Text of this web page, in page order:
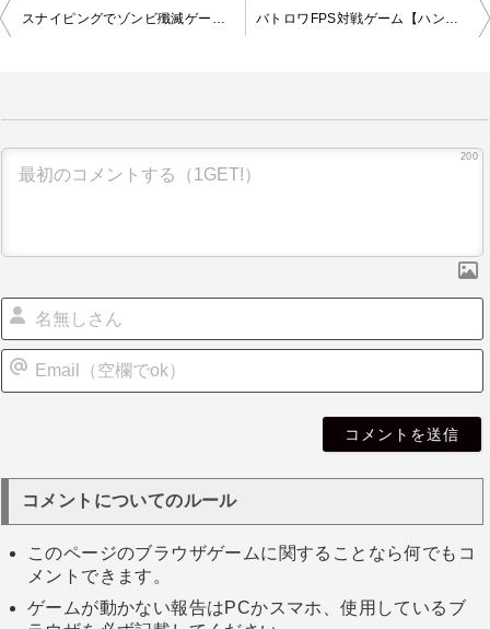
投
稿
シ
スナイピングでゾンビ殲滅ゲーム | ゾンビスナイパーヒーロー バトロワFPS対戦ゲーム【ハントゾーン：ファイアバトルロイヤル】
200
コメントについてのルール
このページのブラウザゲームに関することなら何でもコ
メントできます。
ゲームが動かない報告はPCかスマホ、使用しているブ